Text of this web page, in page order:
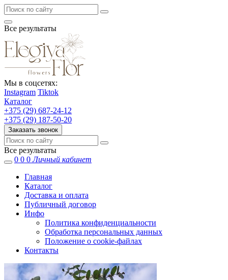
Все результаты
Мы в соцсетях:
Instagram Tiktok
Каталог
+375 (29) 687-24-12
+375 (29) 187-50-20
Заказать звонок
Все результаты
0 0 0 Личный кабинет
Главная
Каталог
Доставка и оплата
Публичный договор
Инфо
Политика конфиденциальности
Обработка персональных данных
Положение о cookie-файлах
Контакты